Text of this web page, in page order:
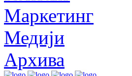
Маркетинг
Медији
Архива